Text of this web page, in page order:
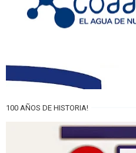
100 AÑOS DE HISTORIA!